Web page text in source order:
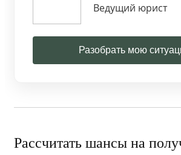
Ведущий юрист
Разобрать мою
Рассчитать шансы на